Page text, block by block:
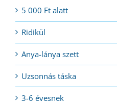
5 000 Ft alatt
Ridikül
Anya-lánya szett
Uzsonnás táska
3-6 évesnek